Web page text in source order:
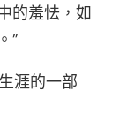
的羞怯，如
”
涯的一部